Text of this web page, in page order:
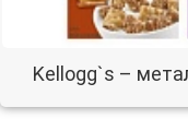
Kellogg`s –